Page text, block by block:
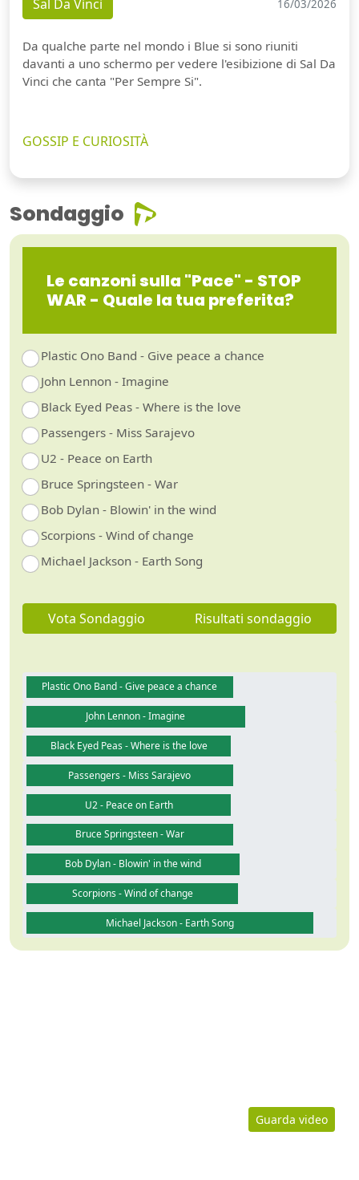
Guarda video
Sal Da Vinci 16/03/2026
Da qualche parte nel mondo i Blue si sono riuniti
davanti a uno schermo per vedere l'esibizione di Sal Da
Vinci che canta "Per Sempre Si".
GOSSIP E CURIOSITÀ
Sondaggio
Le canzoni sulla "Pace" - STOP
WAR - Quale la tua preferita?
Plastic Ono Band - Give peace a chance
John Lennon - Imagine
Black Eyed Peas - Where is the love
Passengers - Miss Sarajevo
U2 - Peace on Earth
Bruce Springsteen - War
Bob Dylan - Blowin' in the wind
Scorpions - Wind of change
Michael Jackson - Earth Song
Vota Sondaggio Risultati sondaggio
Plastic Ono Band - Give peace a chance
John Lennon - Imagine
Black Eyed Peas - Where is the love
Passengers - Miss Sarajevo
U2 - Peace on Earth
Bruce Springsteen - War
Bob Dylan - Blowin' in the wind
Scorpions - Wind of change
Michael Jackson - Earth Song